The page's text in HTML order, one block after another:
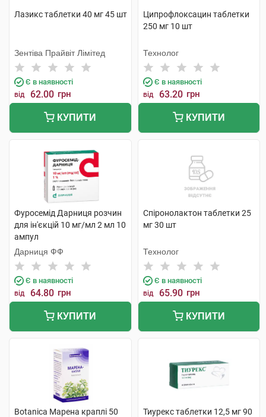
Лазикс таблетки 40 мг 45 шт
Зентіва Прайвіт Лімітед
Є в наявності
від 62.00 грн
КУПИТИ
Ципрофлоксацин таблетки
250 мг 10 шт
Технолог
Є в наявності
від 63.20 грн
КУПИТИ
Фуросемід Дарниця розчин
для ін'єкцій 10 мг/мл 2 мл 10
ампул
Дарниця ФФ
Є в наявності
від 64.80 грн
КУПИТИ
Спіронолактон таблетки 25
мг 30 шт
Технолог
Є в наявності
від 65.90 грн
КУПИТИ
Botanica Марена краплі 50
Тиурекс таблетки 12,5 мг 90